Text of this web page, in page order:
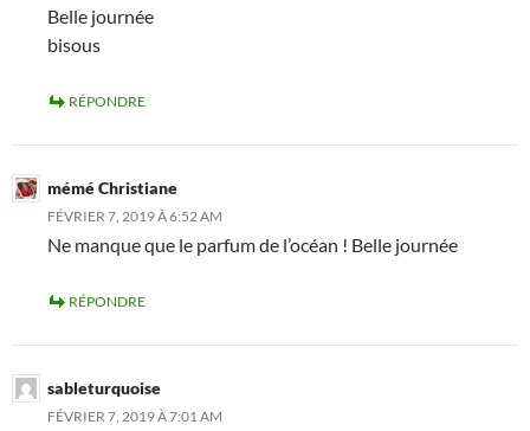
Belle journée
bisous
RÉPONDRE
mémé Christiane
FÉVRIER 7, 2019 À 6:52 AM
Ne manque que le parfum de l’océan ! Belle journée
RÉPONDRE
sableturquoise
FÉVRIER 7, 2019 À 7:01 AM